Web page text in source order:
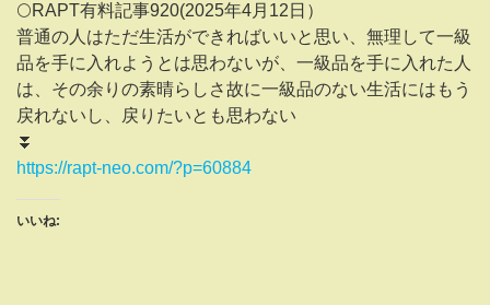
🌕RAPT有料記事920(2025年4月12日）
普通の人はただ生活ができればいいと思い、無理して一級
品を手に入れようとは思わないが、一級品を手に入れた人
は、その余りの素晴らしさ故に一級品のない生活にはもう
戻れないし、戻りたいとも思わない
⏬
https://rapt-neo.com/?p=60884
いいね: